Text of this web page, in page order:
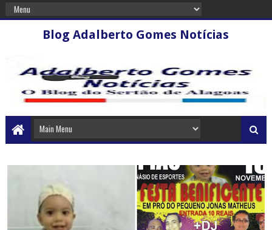
Blog Adalberto Gomes Notícias